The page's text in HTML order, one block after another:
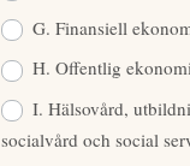
G. Finansiell
H. Offentlig
I. Hälsovård,
socialvård och social